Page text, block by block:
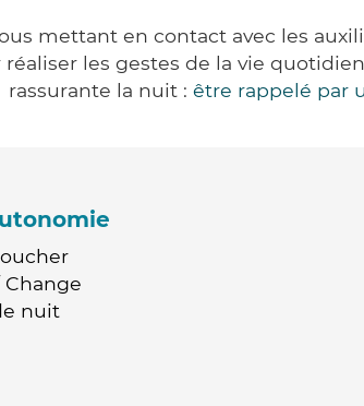
mettant en contact avec les
les gestes de la vie
rassurante la nuit : être rappelé par
nuit